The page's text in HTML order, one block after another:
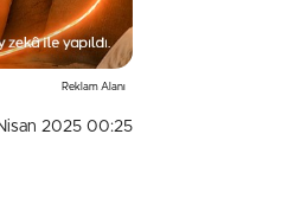
Reklam Alanı
2025 00:25